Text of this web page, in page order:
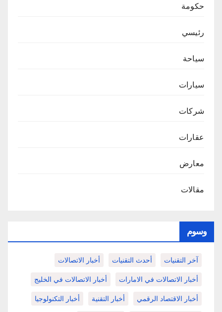
حكومة
رئيسي
سياحة
سيارات
شركات
عقارات
معارض
مقالات
وسوم
آخر التقنيات أحدث التقنيات أخبار الاتصالات
أخبار الاتصالات في الامارات أخبار الاتصالات في الخليج
أخبار الاقتصاد الرقمي أخبار التقنية أخبار التكنولوجيا